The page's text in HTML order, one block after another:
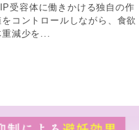
受容体に働きかける独自の作
コントロールしながら、食欲
減少を...